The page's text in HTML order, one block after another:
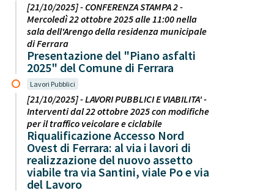
[21/10/2025] - CONFERENZA STAMPA 2 -
Mercoledì 22 ottobre 2025 alle 11:00 nella
sala dell'Arengo della residenza municipale
di Ferrara
Presentazione del "Piano asfalti
2025" del Comune di Ferrara
Lavori Pubblici
[21/10/2025] - LAVORI PUBBLICI E VIABILITA' -
Interventi dal 22 ottobre 2025 con modifiche
per il traffico veicolare e ciclabile
Riqualificazione Accesso Nord
Ovest di Ferrara: al via i lavori di
realizzazione del nuovo assetto
viabile tra via Santini, viale Po e via
del Lavoro